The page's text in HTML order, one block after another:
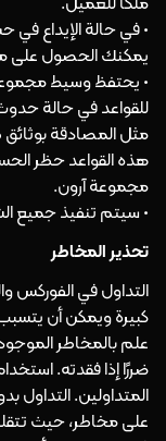
يمكنك الحصول على مكافأة
• يحتفظ وسيط
للقواعد في حالة
مثل المصادقة
هذه القواعد حظر
مجموعة آرون.
• سيتم تنفيذ جميع
تحذير المخاطر
التداول في الفوركس
كبيرة ويمكن أن
علم بالمخاطر
ضررًا إذا فقدته.
المتداولين. التداول
على مخاطر، حيث